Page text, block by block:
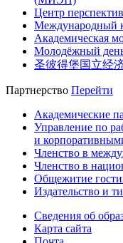
Центр
Международный
Академическая
Молодёжный
圣彼得堡国立经
Партнерство Перейти
Академические
Управление по
и
Членство в
Членство в
Общежитие
Издательство и
Сведения об
Карта сайта